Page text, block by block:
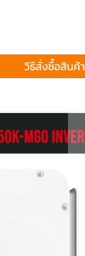
วิธีสั่งซื้อสินค้า